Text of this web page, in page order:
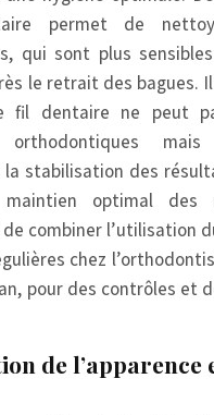
permet de
qui sont plus
le retrait des bagues.
fil dentaire ne peut
orthodontiques
stabilisation des
optimal
combiner l’utilisation
chez
pour des contrôles et
de l’apparence